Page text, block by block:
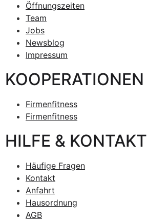
Öffnungszeiten
Team
Jobs
Newsblog
Impressum
KOOPERATIONEN
Firmenfitness
Firmenfitness
HILFE & KONTAKT
Häufige Fragen
Kontakt
Anfahrt
Hausordnung
AGB